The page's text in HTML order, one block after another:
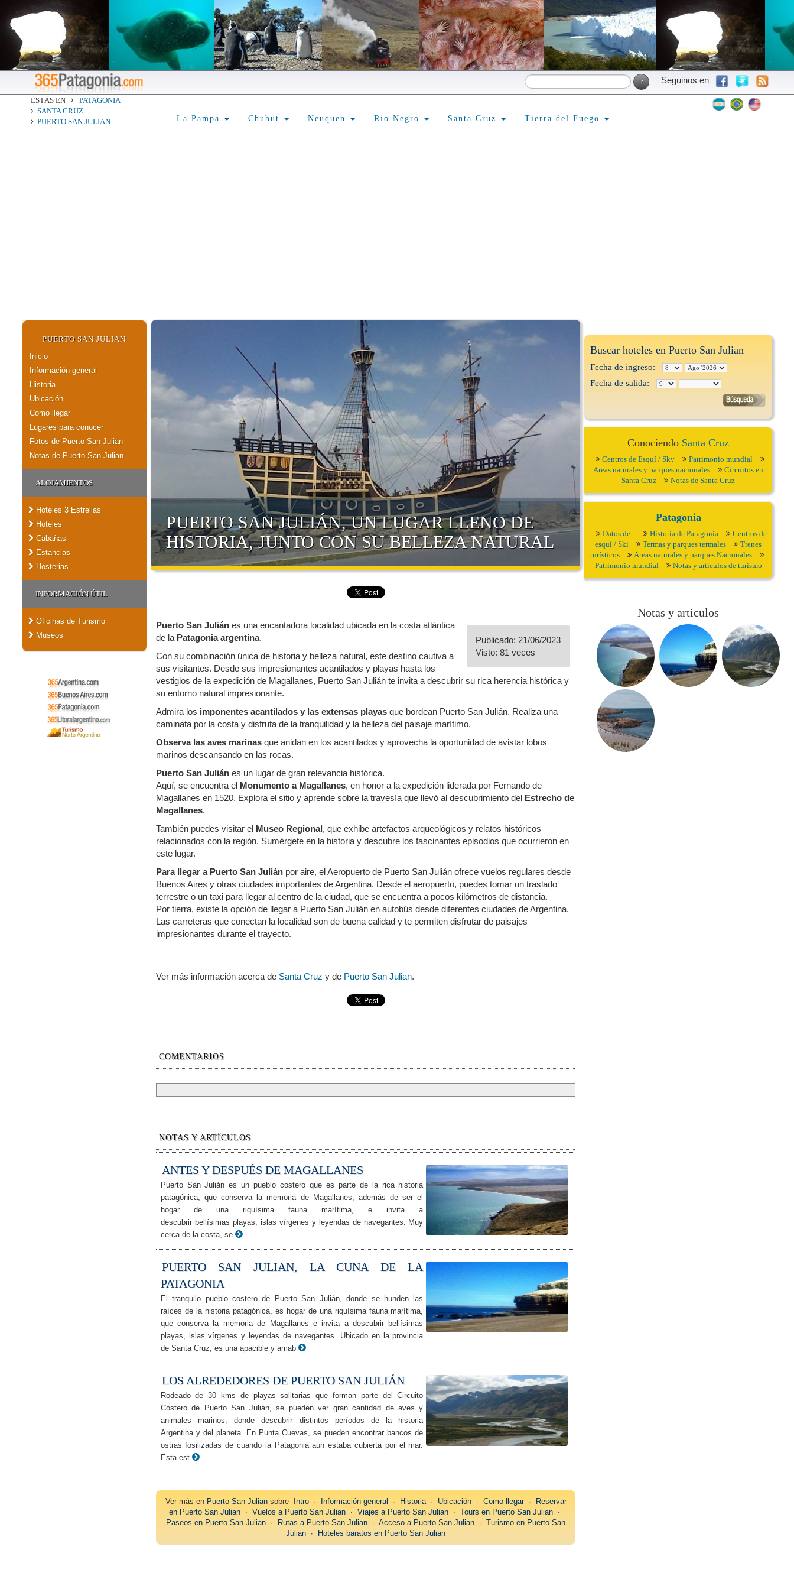
Seguinos en
ESTÁS EN
PATAGONIA
SANTA CRUZ
PUERTO SAN JULIAN
La Pampa Chubut Neuquen Rio Negro Santa Cruz Tierra del Fuego
PUERTO SAN JULIAN
Inicio
Información general
Historia
Ubicación
Como llegar
Lugares para conocer
Fotos de Puerto San Julian
Notas de Puerto San Julian
ALOJAMIENTOS
Hoteles 3 Estrellas
Hoteles
Cabañas
Estancias
Hosterias
INFORMACIÓN ÚTIL
Oficinas de Turismo
Museos
PUERTO SAN JULIÁN, UN LUGAR LLENO DE
HISTORIA, JUNTO CON SU BELLEZA NATURAL
Publicado: 21/06/2023
Visto: 81 veces
Puerto San Juliánes una encantadora localidad ubicada en la costa atlántica
de la Patagonia argentina.
Con su combinación única de historia y belleza natural, este destino cautiva a
sus visitantes. Desde sus impresionantes acantilados y playas hasta los
vestigios de la expedición de Magallanes, Puerto San Julián te invita a descubrir su rica herencia histórica y
su entorno natural impresionante.
Admira los imponentes acantilados y las extensas playasque bordean Puerto San Julián. Realiza una
caminata por la costa y disfruta de la tranquilidad y la belleza del paisaje marítimo.
Observa las aves marinasque anidan en los acantilados y aprovecha la oportunidad de avistar lobos
marinos descansando en las rocas.
Puerto San Juliánes un lugar de gran relevancia histórica.
Aquí, se encuentra el Monumento a Magallanes, en honor a la expedición liderada por Fernando de
Magallanes en 1520. Explora el sitio y aprende sobre la travesía que llevó al descubrimiento del Estrecho de
Magallanes.
También puedes visitar el Museo Regional, que exhibe artefactos arqueológicos y relatos históricos
relacionados con la región. Sumérgete en la historia y descubre los fascinantes episodios que ocurrieron en
este lugar.
Para llegar a Puerto San Juliánpor aire, el Aeropuerto de Puerto San Julián ofrece vuelos regulares desde
Buenos Aires y otras ciudades importantes de Argentina. Desde el aeropuerto, puedes tomar un traslado
terrestre o un taxi para llegar al centro de la ciudad, que se encuentra a pocos kilómetros de distancia.
Por tierra, existe la opción de llegar a Puerto San Julián en autobús desde diferentes ciudades de Argentina.
Las carreteras que conectan la localidad son de buena calidad y te permiten disfrutar de paisajes
impresionantes durante el trayecto.
Ver más información acerca de Santa Cruz y de Puerto San Julian.
COMENTARIOS
NOTAS Y ARTÍCULOS
ANTES Y DESPUÉS DE MAGALLANES
Puerto San Julián es un pueblo costero que es parte de la rica historia
patagónica, que conserva la memoria de Magallanes, además de ser el
hogar de una riquísima fauna marítima, e invita a
descubrir bellísimas playas, islas vírgenes y leyendas de navegantes. Muy
cerca de la costa, se
PUERTO SAN JULIAN, LA CUNA DE LA
PATAGONIA
El tranquilo pueblo costero de Puerto San Julián, donde se hunden las
raíces de la historia patagónica, es hogar de una riquísima fauna marítima,
que conserva la memoria de Magallanes e invita a descubrir bellísimas
playas, islas vírgenes y leyendas de navegantes. Ubicado en la provincia
de Santa Cruz, es una apacible y amab
LOS ALREDEDORES DE PUERTO SAN JULIÁN
Rodeado de 30 kms de playas solitarias que forman parte del Circuito
Costero de Puerto San Julián, se pueden ver gran cantidad de aves y
animales marinos, donde descubrir distintos períodos de la historia
Argentina y del planeta. En Punta Cuevas, se pueden encontrar bancos de
ostras fosilizadas de cuando la Patagonia aún estaba cubierta por el mar.
Esta est
Ver más en Puerto San Juliansobre Intro∙ Información general ∙ Historia∙ Ubicación∙ Como llegar∙ Reservar
en Puerto San Julian ∙Vuelos a Puerto San Julian ∙Viajes a Puerto San Julian ∙Tours en Puerto San Julian ∙
Paseos en Puerto San Julian ∙ Rutas a Puerto San Julian ∙Acceso a Puerto San Julian ∙Turismo en Puerto San
Julian ∙ Hoteles baratos en Puerto San Julian
Buscar hoteles en Puerto San Julian
Fecha de ingreso:
Fecha de salida:
Conociendo Santa Cruz
Centros de Esquí / Sky
Patrimonio mundial
Areas naturales y parques nacionales
Circuitos en
Santa Cruz
Notas de Santa Cruz
Patagonia
Datos de .. Historia de Patagonia
Centros de
esquí / Ski
Termas y parques termales
Trenes
turísticos
Areas naturales y parques Nacionales
Patrimonio mundial
Notas y artículos de turismo
Notas y articulos